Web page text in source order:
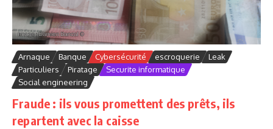
Arnaque Banque Cybersécurité escroquerie
Leak
Particuliers
Piratage
Securite informatique
Social engineering
Fraude : ils vous promettent des prêts, ils
repartent avec la caisse